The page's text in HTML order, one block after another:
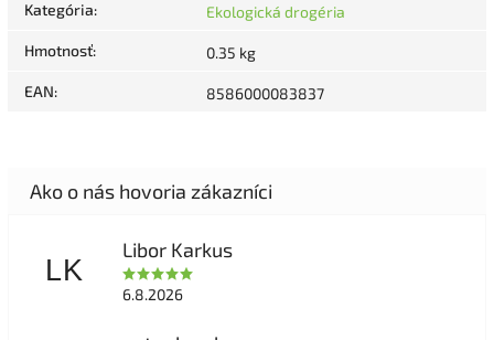
Kategória: Ekologická drogéria
Hmotnosť: 0.35 kg
EAN: 8586000083837
LK
Libor Karkus
6.8.2026